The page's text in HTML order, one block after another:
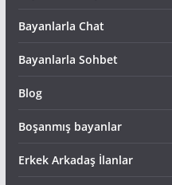
Bayanlarla Chat
Bayanlarla Sohbet
Blog
Boşanmış bayanlar
Erkek Arkadaş İlanlar